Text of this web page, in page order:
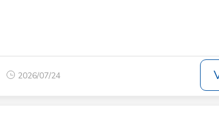
2026/07/24